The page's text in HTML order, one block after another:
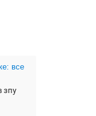
все
зпу